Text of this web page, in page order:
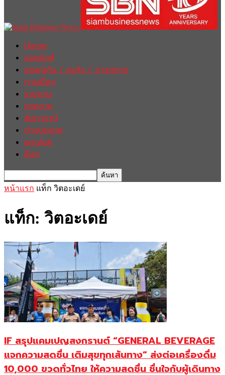
Home
ฮอตนิวส์
เศรษฐกิจ / ธุรกิจ / การตลาด
การเมือง
รายงาน
บทความ
สัมภาษณ์
ต่างประเทศ
english
อื่นๆ
หน้าแรก แท็ก วิตอะเดย์
แท็ก: วิตอะเดย์
IF สรุปแคมเปญสงกรานต์ “GENERAL BEVERAGE
แจกความสดชื่น เติมสุขทุกเส้นทาง” ส่งต่อเครื่องดื่ม
10,000 ขวดทั่วไทย ให้ความสดชื่น ชื่นใจกับผู้เดินทาง